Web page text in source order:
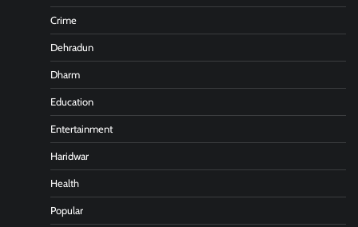
Crime
Dehradun
Dharm
Education
Entertainment
Haridwar
Health
Popular